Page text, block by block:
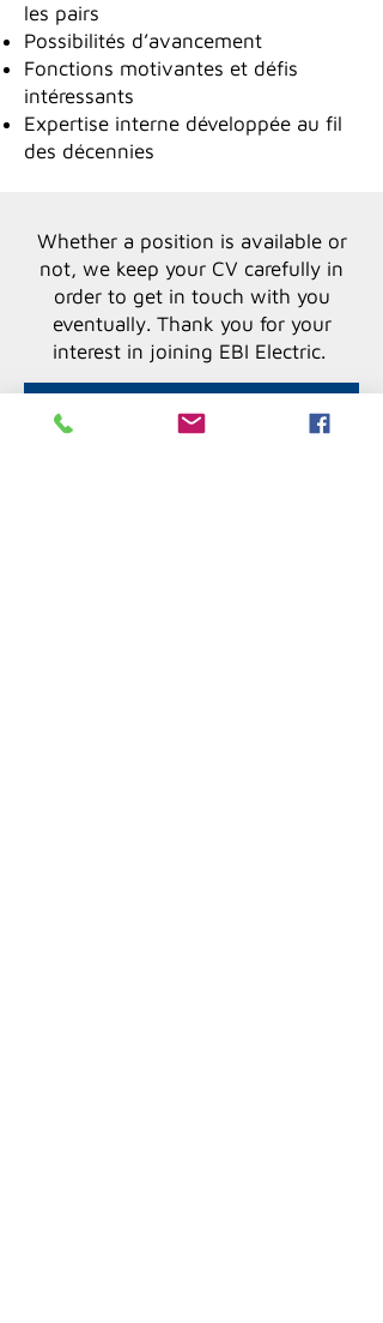
les pairs
Possibilités d’avancement
Fonctions motivantes et défis
intéressants
Expertise interne développée au fil
des décennies
Whether a position is available or
not, we keep your CV carefully in
order to get in touch with you
eventually. Thank you for your
interest in joining EBI Electric.
POSTULER